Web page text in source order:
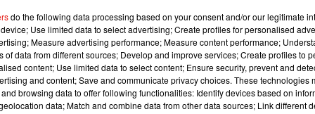
de la marque avaient d’ailleurs pris feu en Corée du
. De nombreux propriétaires de voitures BMW avaient d’ailleurs
n’aurait aucun lien avec le scandale des moteurs diesel
do the following data processing based on your consent and/or our legitimate
Use limited data to select advertising; Create profiles for personalised
Measure advertising performance; Measure content performance;
of data from different sources; Develop and improve services; Create profiles to
content; Use limited data to select content; Ensure security, prevent and
and content; Save and communicate privacy choices. These technologies
browsing data to offer following functionalities: Identify devices based on
data; Match and combine data from other data sources; Link different